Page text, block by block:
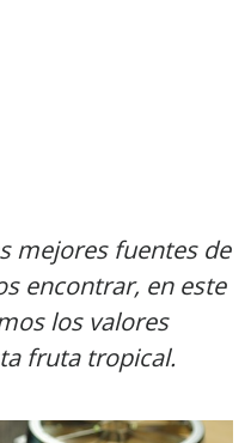
mejores fuentes de
encontrar, en este
los valores
fruta tropical.